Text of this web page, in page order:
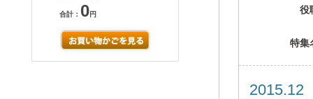
合計： 0円 役
特集